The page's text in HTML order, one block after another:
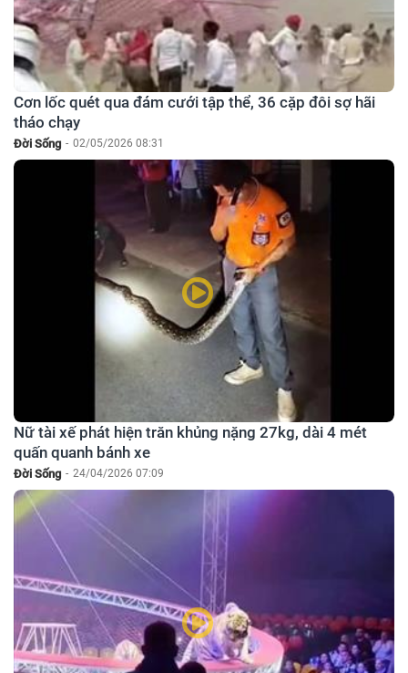
Cơn lốc quét qua đám cưới tập thể, 36 cặp đôi sợ hãi
tháo chạy
Đời Sống - 02/05/2026 08:31
Nữ tài xế phát hiện trăn khủng nặng 27kg, dài 4 mét
quấn quanh bánh xe
Đời Sống - 24/04/2026 07:09